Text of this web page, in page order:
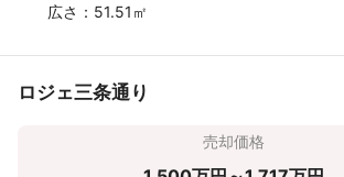
広さ： 51.51㎡
ロジェ三条通り
売却価格